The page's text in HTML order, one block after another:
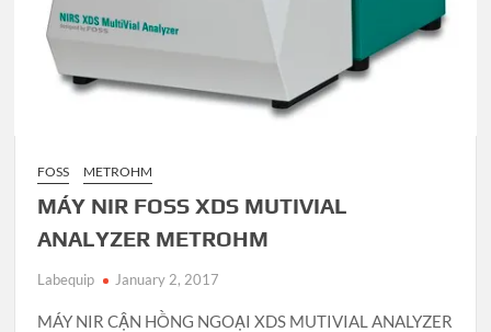
FOSS METROHM
MÁY NIR FOSS XDS MUTIVIAL
ANALYZER METROHM
Labequip January 2, 2017
MÁY NIR CẬN HỒNG NGOẠI XDS MUTIVIAL ANALYZER